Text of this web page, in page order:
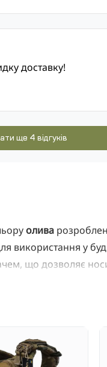
доставку!
ще 4 відгуків
олива
використання у
що дозволяє
вище
Pro-X: